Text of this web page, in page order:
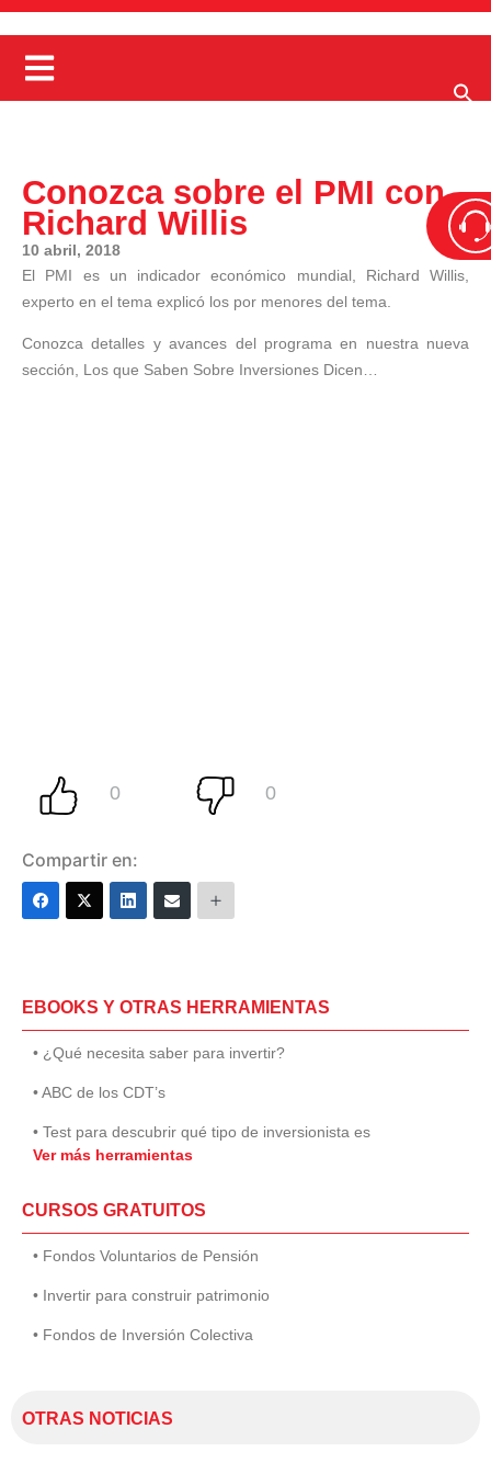
Conozca sobre el PMI con
Richard Willis
10 abril, 2018
El PMI es un indicador económico mundial, Richard Willis,
experto en el tema explicó los por menores del tema.
Conozca detalles y avances del programa en nuestra nueva
sección, Los que Saben Sobre Inversiones Dicen…
Compartir en:
EBOOKS Y OTRAS HERRAMIENTAS
• ¿Qué necesita saber para invertir?
• ABC de los CDT’s
• Test para descubrir qué tipo de inversionista es
Ver más herramientas
CURSOS GRATUITOS
• Fondos Voluntarios de Pensión
• Invertir para construir patrimonio
• Fondos de Inversión Colectiva
OTRAS NOTICIAS